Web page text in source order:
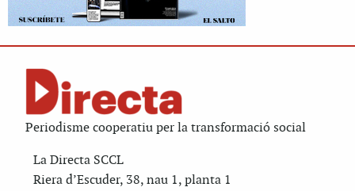
Periodisme cooperatiu per la transformació social
La Directa SCCL
Riera d’Escuder, 38, nau 1, planta 1